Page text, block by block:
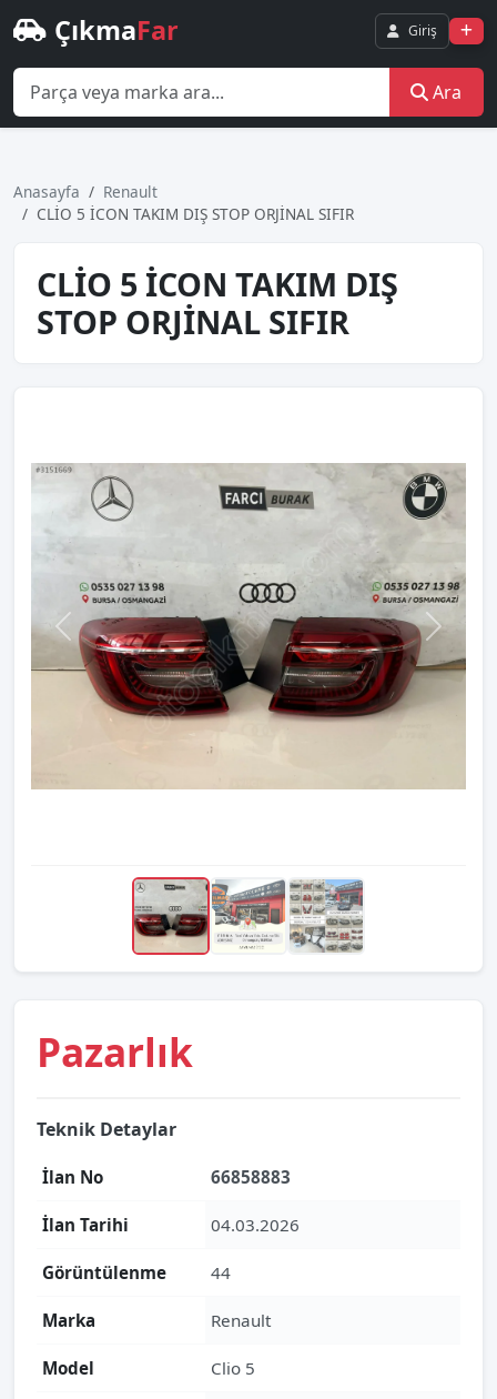
ÇıkmaFar Giriş
Ara
Anasayfa
Renault
CLİO 5 İCON TAKIM DIŞ STOP ORJİNAL SIFIR
CLİO 5 İCON TAKIM DIŞ
STOP ORJİNAL SIFIR
Pazarlık
Teknik Detaylar
İlan No 66858883
İlan Tarihi 04.03.2026
Görüntülenme 44
Marka Renault
Model Clio 5